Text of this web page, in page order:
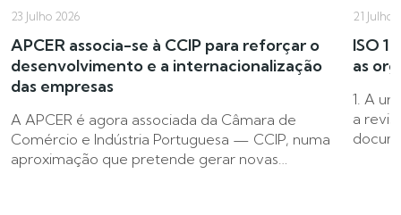
A APCER é agora associada da Câmara de
Comércio e Indústria Portuguesa — CCIP, numa
aproximação que pretende gerar novas…
APCER associa-se à CCIP para reforçar o
desenvolvimento e a internacionalização
das empresas
23 Julho 2026
1. A
a
ISO
as
21 Julho